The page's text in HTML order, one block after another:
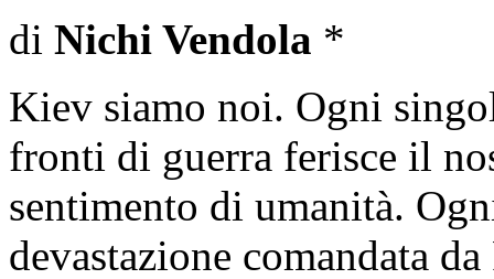
di Nichi Vendola *
Kiev siamo noi. Ogni
fronti di guerra ferisce il
sentimento di umanità.
devastazione comandata